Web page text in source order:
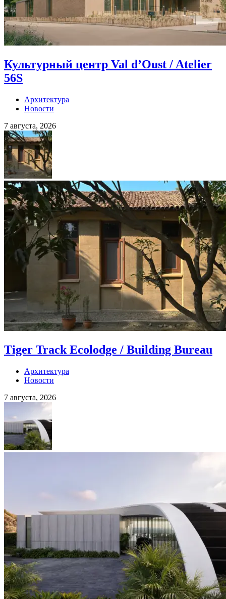
Культурный центр Val d’Oust / Atelier
56S
Архитектура
Новости
7 августа, 2026
Tiger Track Ecolodge / Building Bureau
Архитектура
Новости
7 августа, 2026